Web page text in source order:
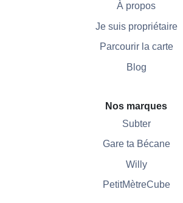
À propos
Je suis propriétaire
Parcourir la carte
Blog
Nos marques
Subter
Gare ta Bécane
Willy
PetitMètreCube